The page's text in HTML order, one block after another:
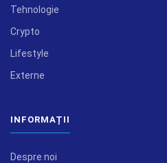
Tehnologie
Crypto
Lifestyle
Externe
INFORMAȚII
Despre noi